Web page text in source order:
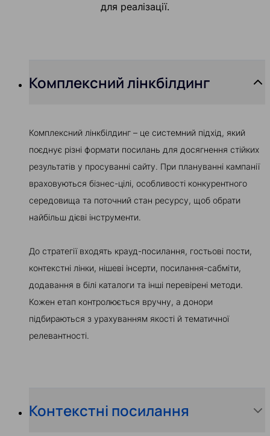
для реалізації.
Комплексний лінкбілдинг
Комплексний лінкбілдинг – це системний підхід, який
поєднує різні формати посилань для досягнення стійких
результатів у просуванні сайту. При плануванні кампанії
враховуються бізнес-цілі, особливості конкурентного
середовища та поточний стан ресурсу, щоб обрати
найбільш дієві інструменти.
До стратегії входять крауд-посилання, гостьові пости,
контекстні лінки, нішеві інсерти, посилання-сабміти,
додавання в білі каталоги та інші перевірені методи.
Кожен етап контролюється вручну, а донори
підбираються з урахуванням якості й тематичної
релевантності.
Контекстні посилання